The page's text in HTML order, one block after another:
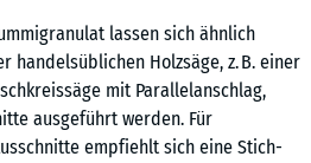
lassen sich ähnlich
handelsüblichen Holzsäge, z. B. einer
mit Parallelanschlag,
ausgeführt werden. Für
empfiehlt sich eine Stich-